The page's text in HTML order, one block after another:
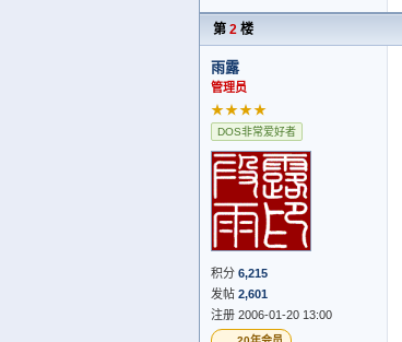
第 2 楼
雨露
管理员
★★★★
DOS非常爱好者
积分 6,215
发帖 2,601
注册 2006-01-20 13:00